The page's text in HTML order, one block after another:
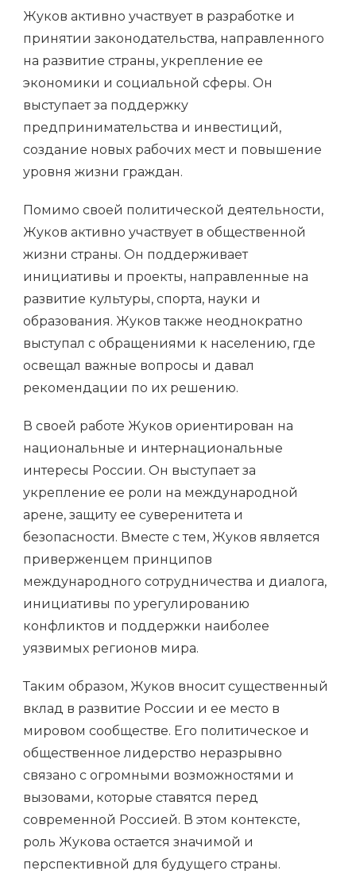
Жуков активно участвует в разработке и
принятии законодательства, направленного
на развитие страны, укрепление ее
экономики и социальной сферы. Он
выступает за поддержку
предпринимательства и инвестиций,
создание новых рабочих мест и повышение
уровня жизни граждан.
Помимо своей политической деятельности,
Жуков активно участвует в общественной
жизни страны. Он поддерживает
инициативы и проекты, направленные на
развитие культуры, спорта, науки и
образования. Жуков также неоднократно
выступал с обращениями к населению, где
освещал важные вопросы и давал
рекомендации по их решению.
В своей работе Жуков ориентирован на
национальные и интернациональные
интересы России. Он выступает за
укрепление ее роли на международной
арене, защиту ее суверенитета и
безопасности. Вместе с тем, Жуков является
приверженцем принципов
международного сотрудничества и диалога,
инициативы по урегулированию
конфликтов и поддержки наиболее
уязвимых регионов мира.
Таким образом, Жуков вносит существенный
вклад в развитие России и ее место в
мировом сообществе. Его политическое и
общественное лидерство неразрывно
связано с огромными возможностями и
вызовами, которые ставятся перед
современной Россией. В этом контексте,
роль Жукова остается значимой и
перспективной для будущего страны.